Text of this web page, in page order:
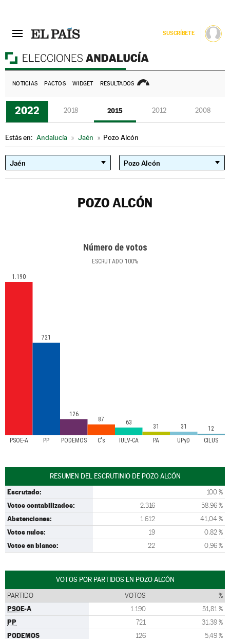
SUSCRÍBETE
NOTICIAS PACTOS WIDGET RESULTADOS
2022 2018 2015 2012 2008
Estás en: Andalucía » Jaén » Pozo Alcón
POZO ALCÓN
Número de votos
ESCRUTADO 100%
PSOE-A PP PODEMOS C's IULV-CA PA UPyD CILUS
1.190
721
126
87 63
31 31 12
RESUMEN DEL ESCRUTINIO DE POZO ALCÓN
Escrutado: 100 %
Votos contabilizados: 2.316 58,96 %
Abstenciones: 1.612 41,04 %
Votos nulos: 19 0,82 %
Votos en blanco: 22 0,96 %
VOTOS POR PARTIDOS EN POZO ALCÓN
PARTIDO VOTOS %
PSOE-A 1.190 51,81 %
PP 721 31,39 %
PODEMOS 126 5,49 %